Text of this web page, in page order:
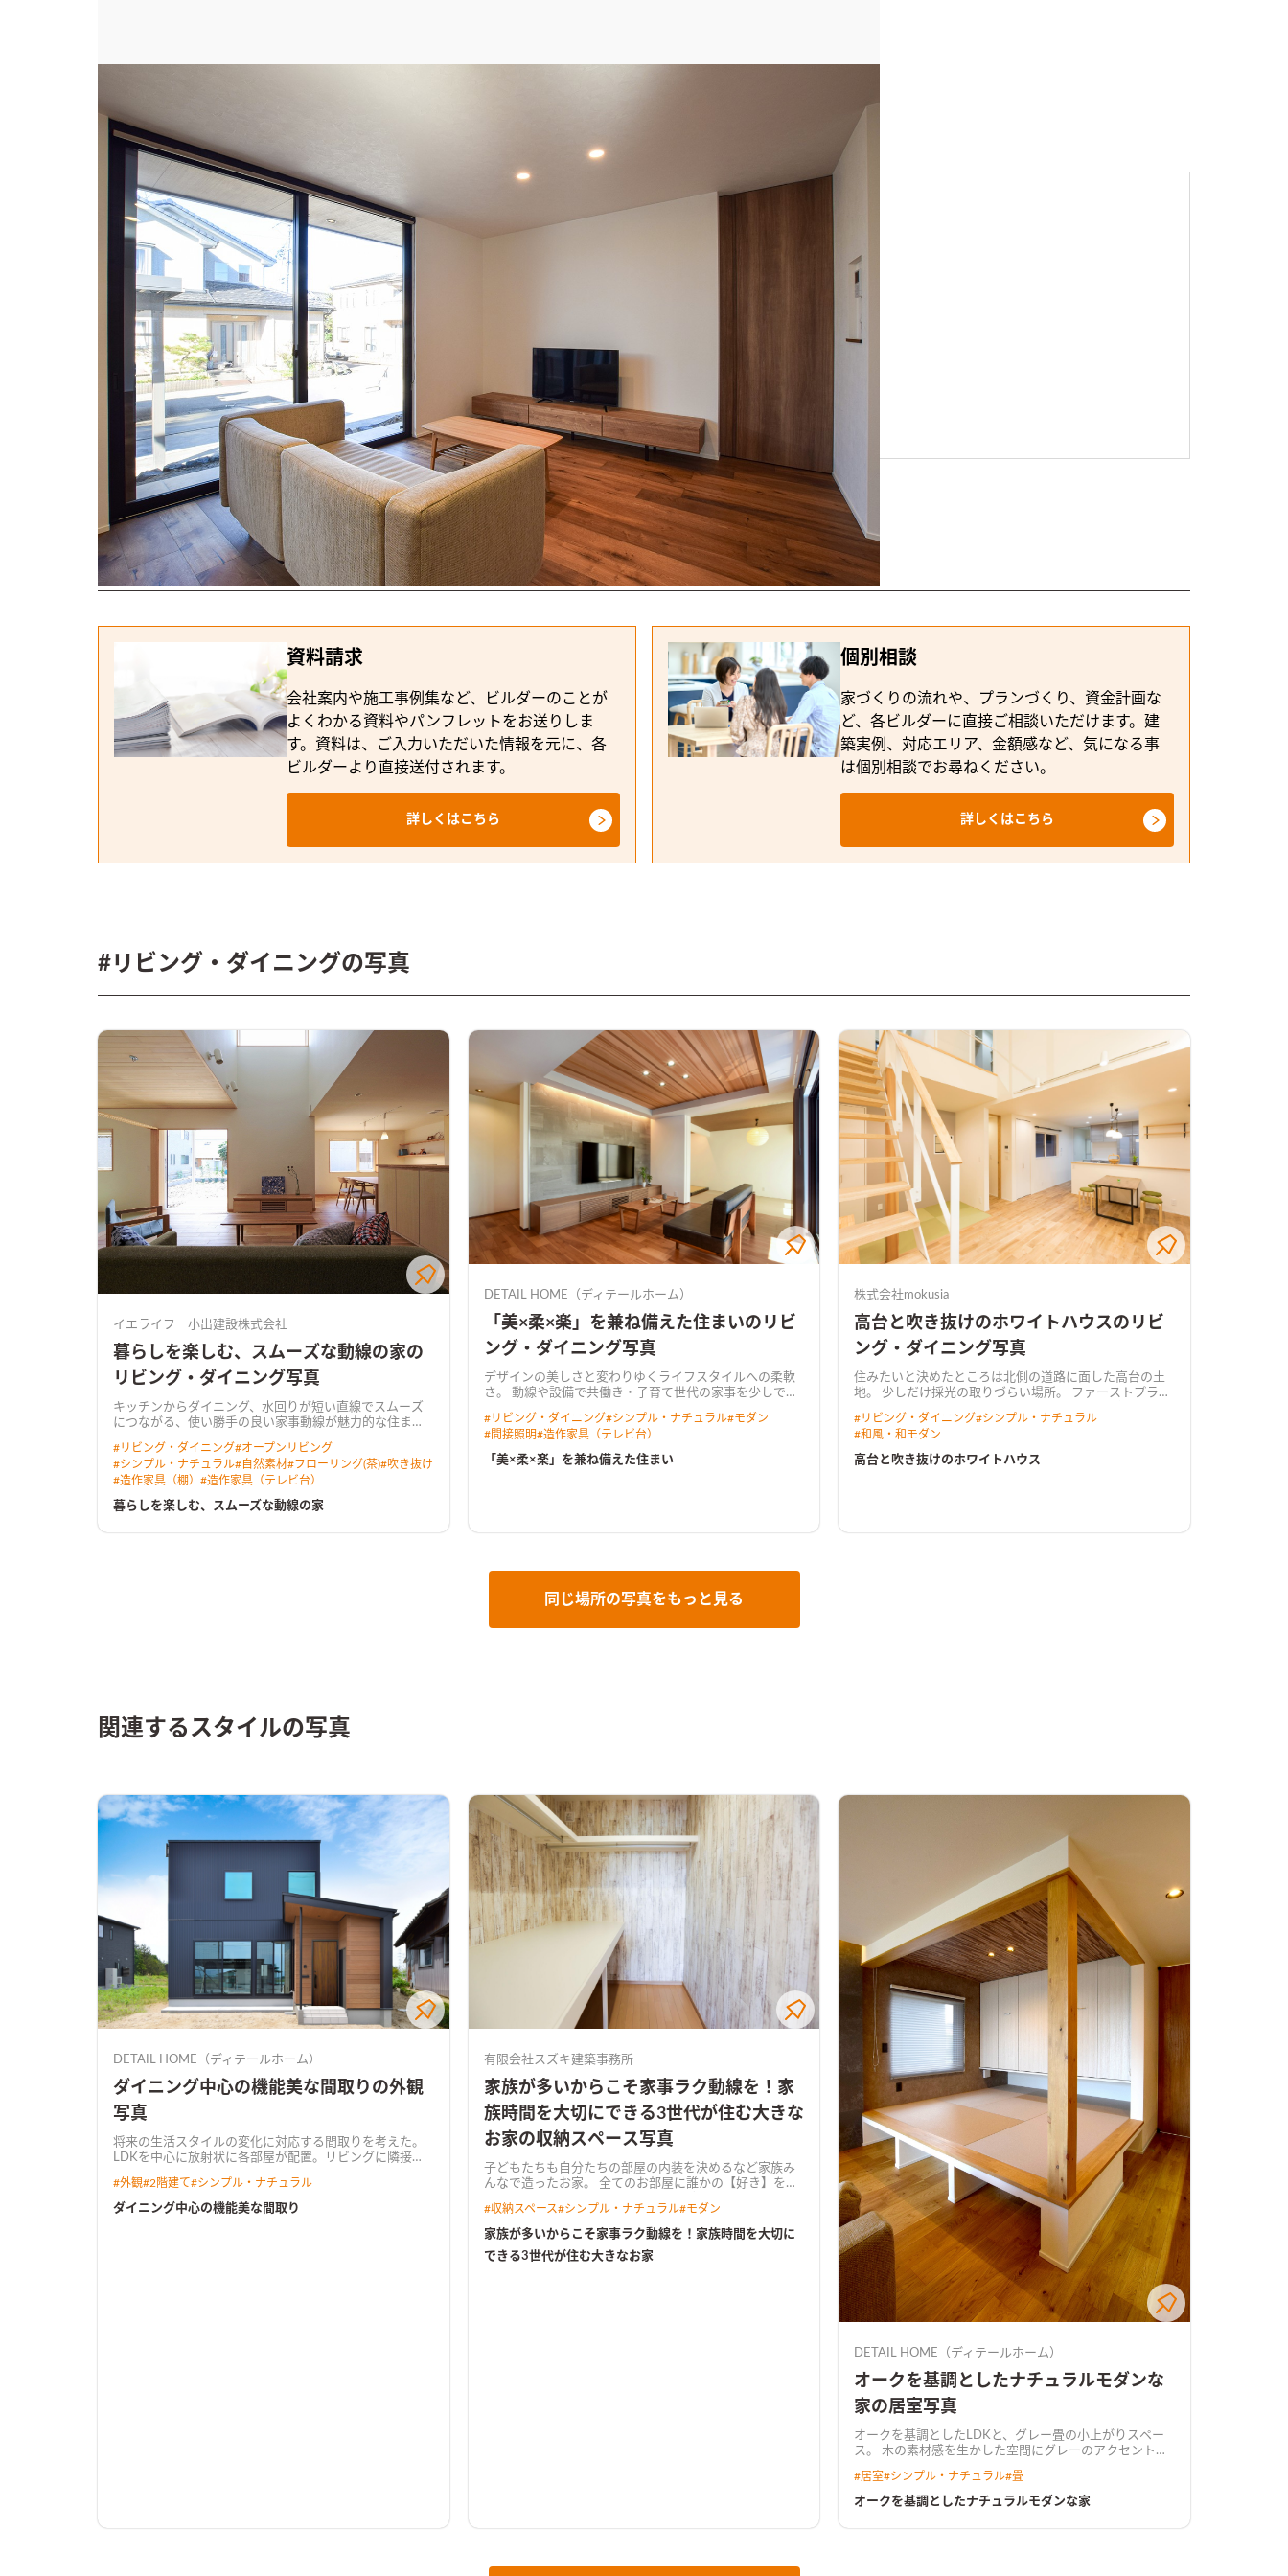
テレビ台は既製品を選定。建具と色見を合わせ全体の統一感を出した
場所 #リビング・ダイニング
スタイル #シンプル・ナチュラル
設備・機能 #造作家具（テレビ台）
ビルダー DETAIL HOME（ディテールホーム）
建築実例 木のぬくもりを感じる無垢床リビングの家
このビルダーが気になる方へ
資料請求
会社案内や施工事例集など、ビルダーのことが
よくわかる資料やパンフレットをお送りしま
す。資料は、ご入力いただいた情報を元に、各
ビルダーより直接送付されます。
詳しくはこちら
個別相談
家づくりの流れや、プランづくり、資金計画な
ど、各ビルダーに直接ご相談いただけます。建
築実例、対応エリア、金額感など、気になる事
は個別相談でお尋ねください。
詳しくはこちら
#リビング・ダイニングの写真
イエライフ 小出建設株式会社
暮らしを楽しむ、スムーズな動線の家の
リビング・ダイニング写真
キッチンからダイニング、水回りが短い直線でスムーズ
につながる、使い勝手の良い家事動線が魅力的な住ま
も光を取り込む明るく心地よい空間。 奥行きのあるウッ
ドデッキを介して庭へと暮らしが広がります。 リビング
に隣り合う和室はＬＤＫと一体で使える開放的なスペー
ス。 無垢の床や羽目板の天井、空間にぴったりと納めた
木製の造作家具など、あたたかな木の質感が室内に寛い
#リビング・ダイニング#オープンリビング
#シンプル・ナチュラル#自然素材#フローリング(茶)#吹き抜け
#造作家具（棚） #造作家具（テレビ台）
暮らしを楽しむ、スムーズな動線の家
DETAIL HOME（ディテールホーム）
「美×柔×楽」を兼ね備えた住まいのリビ
ング・ダイニング写真
デザインの美しさと変わりゆくライフスタイルへの柔軟
さ。 動線や設備で共働き・子育て世代の家事を少しでも
ン。外観ネオブラックのエバールーフを基調にレッドシ
ダーでアクセントを加えた外観。そこに馴染みながらも
味のあるムラが存在感を出すセメント板を設えた
アは一部オープンスペースをつくる
洗面2世帯は洗面に家
族が並ぶ機会もしばしば。大人ふたりが並べるサイズの
一面鏡を採用。化粧台としても活躍 寝室寝る部屋だから
より快眠に誘われる計画が良い。調光可能なコーブ照明
#リビング・ダイニング#シンプル・ナチュラル#モダン
#間接照明#造作家具（テレビ台）
「美×柔×楽」を兼ね備えた住まい
株式会社mokusia
高台と吹き抜けのホワイトハウスのリビ
ング・ダイニング写真
住みたいと決めたところは北側の道路に面した高台の土
地。 少しだけ採光の取りづらい場所。 ファーストプラン
も昔から家族で過ごすリビングは1Fにと決めていた。 採
光を無駄なく取るには…？ 明るい家にしたい！ 打合せを
重ねて決めた間取り。すごく自然に決まった間取り。 吹
#リビング・ダイニング#シンプル・ナチュラル
#和風・和モダン
高台と吹き抜けのホワイトハウス
同じ場所の写真をもっと見る
関連するスタイルの写真
DETAIL HOME（ディテールホーム）
ダイニング中心の機能美な間取りの外観
写真
将来の生活スタイルの変化に対応する間取りを考えた。
LDKを中心に放射状に各部屋が配置。リビングに隣接す
有デスクルーム。 みて暮らしが想像できる間取り。
#外観#2階建て #シンプル・ナチュラル
ダイニング中心の機能美な間取り
有限会社スズキ建築事務所
家族が多いからこそ家事ラク動線を！家
族時間を大切にできる3世代が住む大きな
お家の収納スペース写真
子どもたちも自分たちの部屋の内装を決めるなど家族み
んなで造ったお家。 全てのお部屋に誰かの【好き】を取
えた家事ラク導線は忙しい方・家族が多い方必見。 オー
プンハウスでも多くの方からご好評を頂きました。 2階
グを造ることにより、【家族時間】をたくさん作ること
#収納スペース#シンプル・ナチュラル#モダン
家族が多いからこそ家事ラク動線を！家族時間を大切に
できる3世代が住む大きなお家
DETAIL HOME（ディテールホーム）
オークを基調としたナチュラルモダンな
家の居室写真
オークを基調としたLDKと、グレー畳の小上がりスペー
ス。 木の素材感を生かした空間にグレーのアクセントが
#居室#シンプル・ナチュラル#畳
オークを基調としたナチュラルモダンな家